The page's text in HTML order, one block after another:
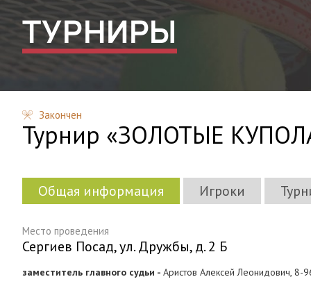
ТУРНИРЫ
Закончен
Турнир «ЗОЛОТЫЕ
Общая информация Игроки
Место проведения
Сергиев Посад, ул. Дружбы, д. 2 Б
заместитель главного судьи - Аристов Алексей Леонидович, 8-